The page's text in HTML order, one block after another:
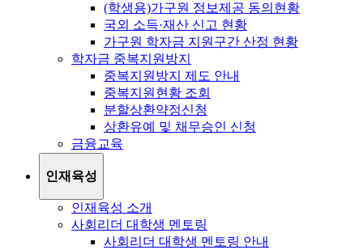
(학생용)가구원 정보제공 동의현황
국외 소득·재산 신고 현황
가구원 학자금 지원구간 산정 현황
학자금 중복지원방지
중복지원방지 제도 안내
중복지원현황 조회
분할상환약정신청
상환유예 및 채무승인 신청
금융교육
인재육성
인재육성 소개
사회리더 대학생 멘토링
사회리더 대학생 멘토링 안내